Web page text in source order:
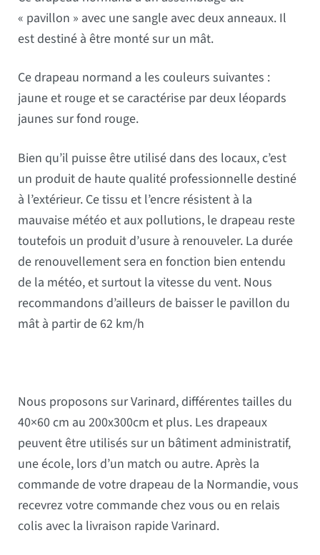
« pavillon » avec une sangle avec deux anneaux. Il
est destiné à être monté sur un mât.
Ce drapeau normand a les couleurs suivantes :
jaune et rouge et se caractérise par deux léopards
jaunes sur fond rouge.
Bien qu’il puisse être utilisé dans des locaux, c’est
un produit de haute qualité professionnelle destiné
à l’extérieur. Ce tissu et l’encre résistent à la
mauvaise météo et aux pollutions, le drapeau reste
toutefois un produit d’usure à renouveler. La durée
de renouvellement sera en fonction bien entendu
de la météo, et surtout la vitesse du vent. Nous
recommandons d’ailleurs de baisser le pavillon du
mât à partir de 62 km/h
Nous proposons sur Varinard, différentes tailles du
40×60 cm au 200x300cm et plus. Les drapeaux
peuvent être utilisés sur un bâtiment administratif,
une école, lors d’un match ou autre. Après la
commande de votre drapeau de la Normandie, vous
recevrez votre commande chez vous ou en relais
colis avec la livraison rapide Varinard.